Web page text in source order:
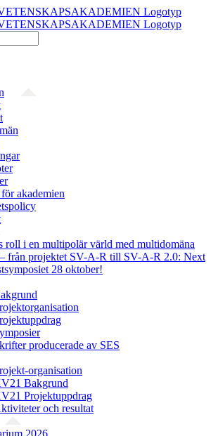
akademien
roll i en multipolär värld med multidomäna
från projektet SV-A-R till SV-A-R 2.0: Next
28 oktober!
producerade av SES
organisation
Bakgrund
Projektuppdrag
och resultat
2026